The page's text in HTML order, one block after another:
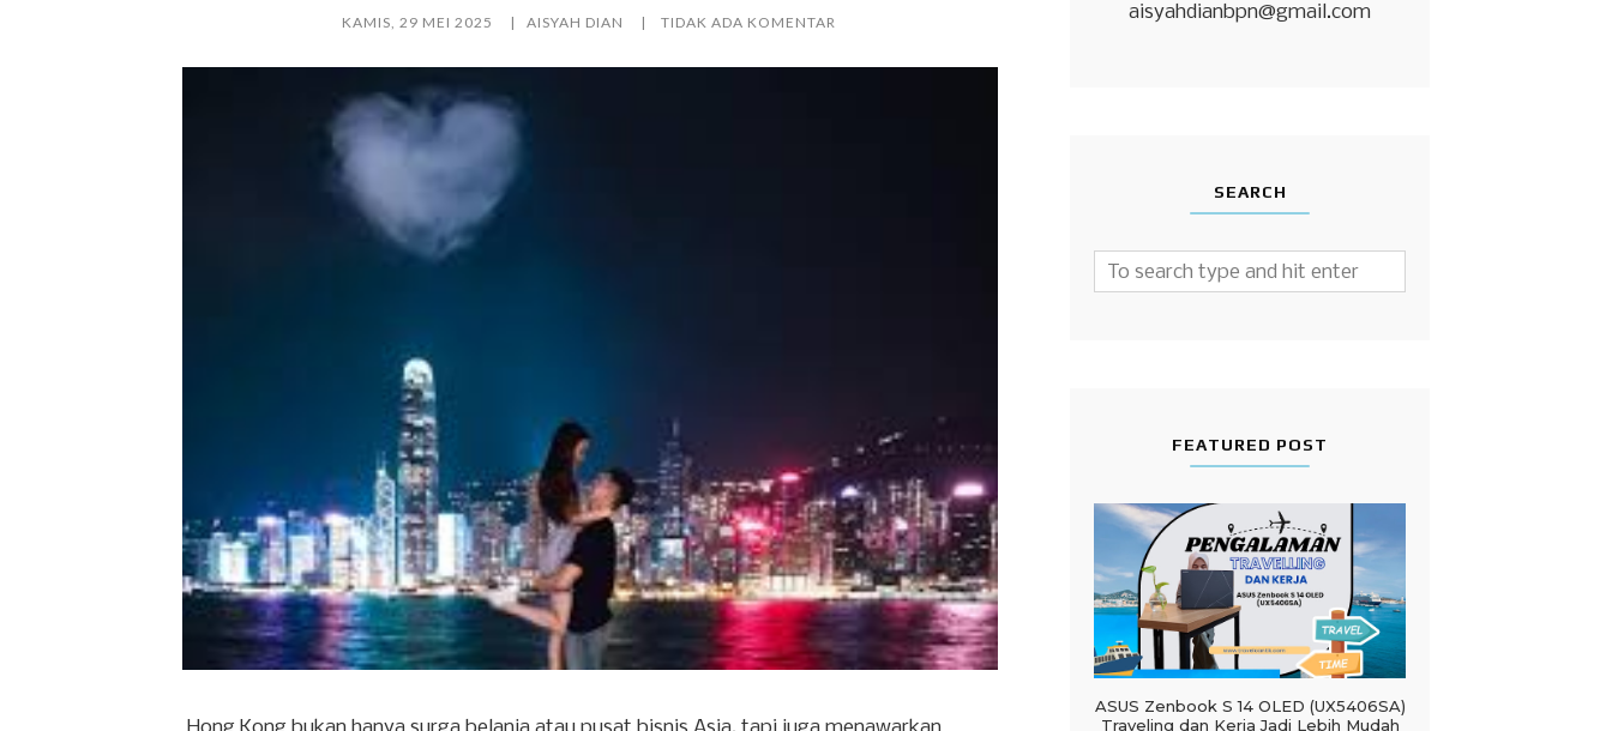
KAMIS, 29 MEI 2025 AISYAH DIAN TIDAK ADA KOMENTAR
aisyahdianbpn@gmail.com
SEARCH
FEATURED POST
ASUS Zenbook S 14 OLED (UX5406SA)
Traveling dan Kerja Jadi Lebih Mudah